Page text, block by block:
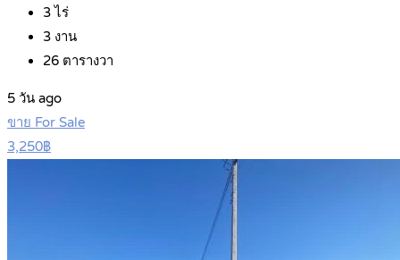
3ไร่
3 งาน
26 ตารางวา
5 วัน ago
ขาย For Sale
3,250฿